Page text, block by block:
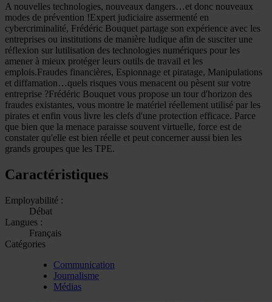
A nouvelles technologies, nouveaux dangers…et donc nouveaux
modes de prévention !Expert judiciaire assermenté en
cybercriminalité, Frédéric Bouquet partage son expérience avec les
entreprises ou institutions de manière ludique afin de susciter une
réflexion sur lutilisation des technologies numériques pour les
amener à mieux protéger leurs outils de travail et les
emplois.Fraudes financières, Espionnage et piratage, Manipulations
et diffamation…quels risques vous menacent ou pèsent sur votre
entreprise ?Frédéric Bouquet vous propose un tour d'horizon des
fraudes existantes, vous montre le matériel réellement utilisé par les
pirates et enfin vous livre les clefs d'une protection efficace. Parce
que bien que la menace paraisse souvent virtuelle, force est de
constater qu'elle est bien réelle et peut concerner aussi bien les
grands groupes que les TPE.
Caractéristiques
Employabilité :
Débat
Langues :
Français
Catégories
Communication
Journalisme
Médias